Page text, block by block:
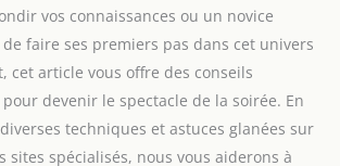
vos connaissances ou un novice
faire ses premiers pas dans cet univers
cet article vous offre des conseils
devenir le spectacle de la soirée. En
techniques et astuces glanées sur
sites spécialisés, nous vous aiderons à